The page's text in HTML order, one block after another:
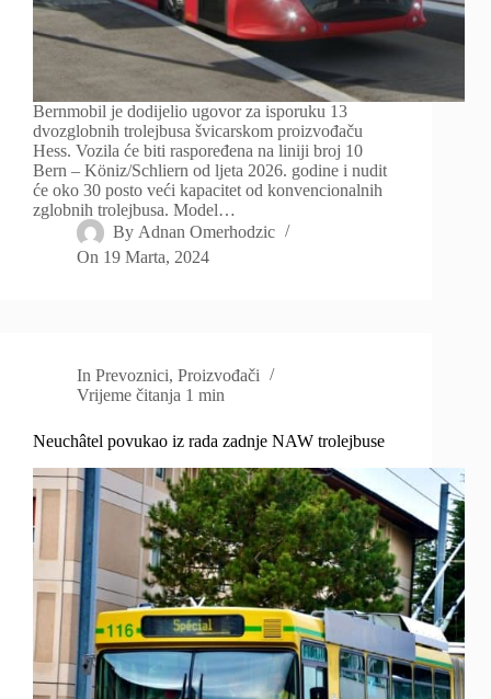
Bernmobil je dodijelio ugovor za isporuku 13
dvozglobnih trolejbusa švicarskom proizvođaču
Hess. Vozila će biti raspoređena na liniji broj 10
Bern – Köniz/Schliern od ljeta 2026. godine i nudit
će oko 30 posto veći kapacitet od konvencionalnih
zglobnih trolejbusa. Model…
By Adnan Omerhodzic
On 19 Marta, 2024
In Prevoznici,Proizvođači
Vrijeme čitanja 1 min
Neuchâtel povukao iz rada zadnje NAW trolejbuse